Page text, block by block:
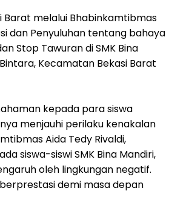
Barat melalui Bhabinkamtibmas
dan Penyuluhan tentang bahaya
Stop Tawuran di SMK Bina
Kecamatan Bekasi Barat
kepada para siswa
menjauhi perilaku kenakalan
Aida Tedy Rivaldi,
siswa-siswi SMK Bina Mandiri,
oleh lingkungan negatif.
demi masa depan